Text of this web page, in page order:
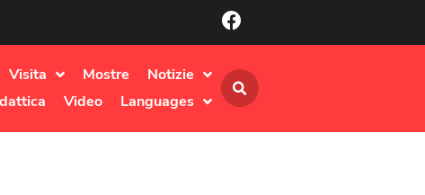
Visita Mostre
Notizie
Video Languages